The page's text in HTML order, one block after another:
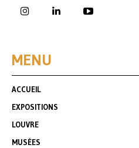
MENU
ACCUEIL
EXPOSITIONS
LOUVRE
MUSÉES